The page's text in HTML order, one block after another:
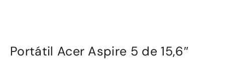
Portátil Acer Aspire 5 de 15,6″